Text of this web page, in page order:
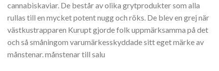
cannabiskaviar. De består av olika grytprodukter som alla
rullas till en mycket potent nugg och röks. De blev en grej när
västkustrapparen Kurupt gjorde folk uppmärksamma på det
och så småningom varumärkesskyddade sitt eget märke av
månstenar. månstenar till salu